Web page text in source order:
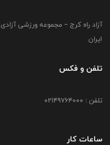
آزاد راه کرج – مجموعه ورزشی
ایران
تلفن و فکس
تلفن : 02149764000
ساعات کار